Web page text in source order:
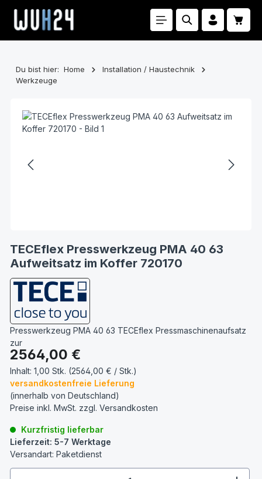
Zum Hauptinhalt springen
Du bist hier: Home
Installation / Haustechnik
Werkzeuge
TECEflex Presswerkzeug PMA 40 63
Aufweitsatz im Koffer 720170
Presswerkzeug PMA 40 63 TECEflex Pressmaschinenaufsatz
zur
Regulärer Preis:
2564,00 €
Inhalt: 1,00 Stk. (2564,00 € / Stk.)
versandkostenfreie Lieferung
(innerhalb von Deutschland)
Preise inkl. MwSt. zzgl. Versandkosten
Kurzfristig lieferbar
Lieferzeit: 5-7 Werktage
Versandart: Paketdienst